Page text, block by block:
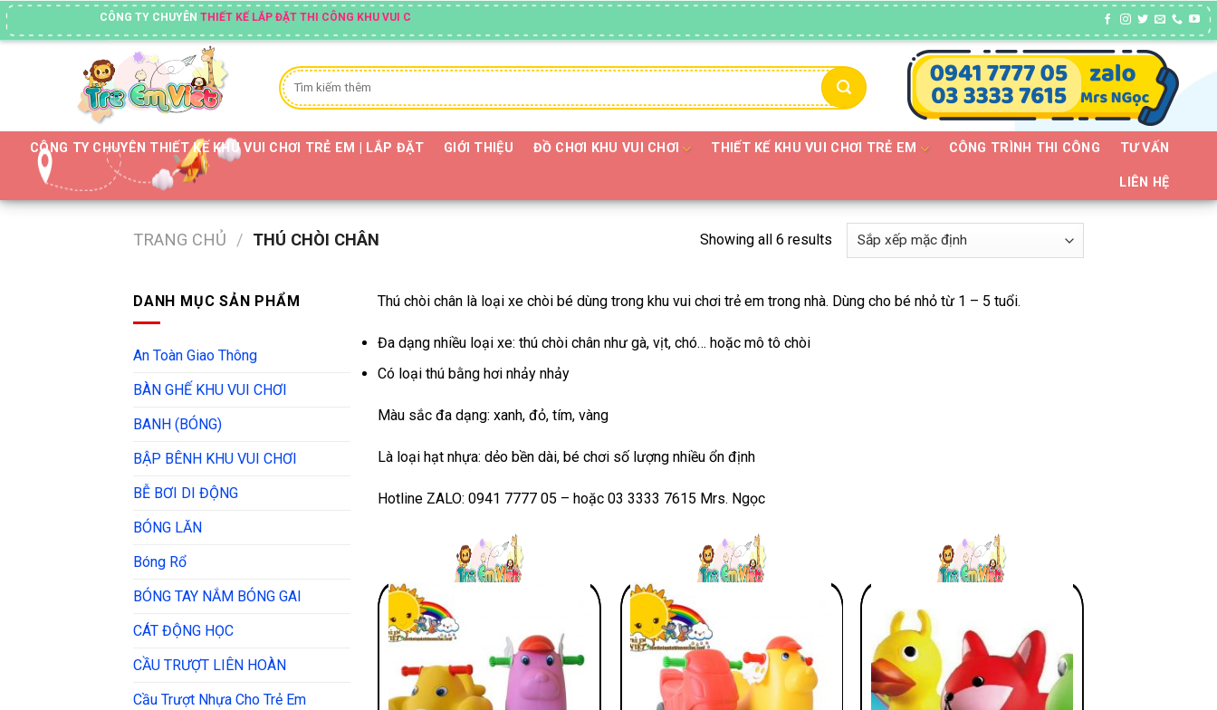
Skip
to
CÔNG TY CHUYÊN THIẾT KẾ LẮP ĐẶT THI CÔNG KHU VUI CHƠI TRẺ EM!!
Tìm
kiếm:
CÔNG TY CHUYÊN THIẾT KẾ KHU VUI CHƠI TRẺ EM | LẮP ĐẶT GIỚI THIỆU ĐỒ CHƠI KHU VUI CHƠI THIẾT KẾ KHU VUI CHƠI TRẺ EM CÔNG TRÌNH THI CÔNG TƯ VẤN
LIÊN HỆ
TRANG CHỦ / THÚ CHÒI CHÂN Showing all 6 results
DANH MỤC SẢN PHẨM
An Toàn Giao Thông
BÀN GHẾ KHU VUI CHƠI
BANH (BÓNG)
BẬP BÊNH KHU VUI CHƠI
BỄ BƠI DI ĐỘNG
BÓNG LĂN
Bóng Rổ
BÓNG TAY NẮM BÓNG GAI
CÁT ĐỘNG HỌC
CẦU TRƯỢT LIÊN HOÀN
Cầu Trượt Nhựa Cho Trẻ Em
Thú chòi chân là loại xe chòi bé dùng trong khu vui chơi trẻ em trong nhà. Dùng cho bé nhỏ từ 1 – 5 tuổi.
Đa dạng nhiều loại xe: thú chòi chân như gà, vịt, chó… hoặc mô tô chòi
Có loại thú bằng hơi nhảy nhảy
Màu sắc đa dạng: xanh, đỏ, tím, vàng
Là loại hạt nhựa: dẻo bền dài, bé chơi số lượng nhiều ổn định
Hotline ZALO: 0941 7777 05 – hoặc 03 3333 7615 Mrs. Ngọc